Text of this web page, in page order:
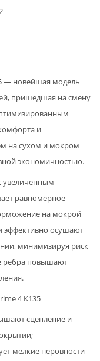
— новейшая модель
пришедшая на смену
и
на сухом и мокром
экономичностью.
увеличенным
равномерное
на мокрой
эффективно осушают
минимизируя риск
ребра повышают
4 K135
сцепление и
мелкие неровности